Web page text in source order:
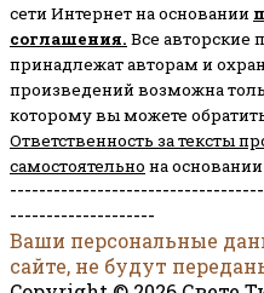
сети Интернет на основании
соглашения. Все авторские
принадлежат авторам и
произведений возможна
которому вы можете
Ответственность за тексты
самостоятельно на основании
--------------------
Ваши персональные
сайте, не будут